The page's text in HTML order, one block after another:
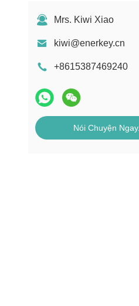
Mrs. Kiwi Xiao
kiwi@enerkey.cn
+8615387469240
Nói Chuyện Ngay.